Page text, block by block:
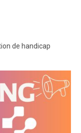
de handicap